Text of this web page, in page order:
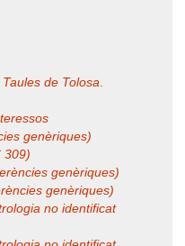
Taules de Tolosa.
genèriques)
309)
genèriques)
genèriques)
no identificat